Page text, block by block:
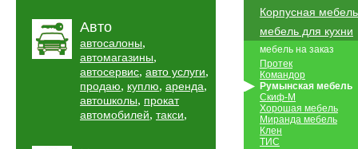
Авто
автосалоны,
автомагазины,
автосервис, авто услуги,
продаю, куплю, аренда,
автошколы, прокат
автомобилей, такси,
Корпусная мебель
мебель для кухни
мебель на заказ
Протек
Командор
Румынская мебель
Скиф-М
Хорошая мебель
Миранда мебель
Клен
ТИС